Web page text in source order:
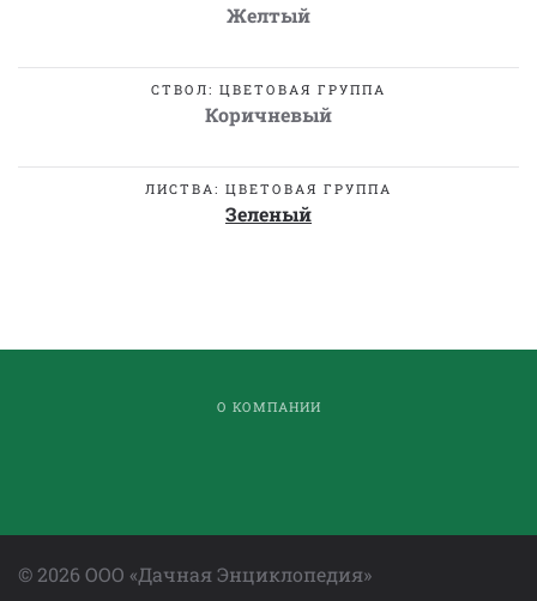
Желтый
СТВОЛ: ЦВЕТОВАЯ ГРУППА
Коричневый
ЛИСТВА: ЦВЕТОВАЯ ГРУППА
Зеленый
О КОМПАНИИ
©2026 ООО «Дачная Энциклопедия»